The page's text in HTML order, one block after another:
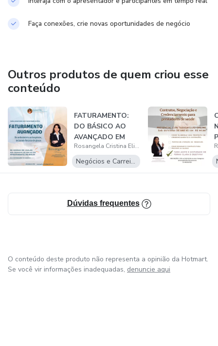
Faça conexões, crie novas oportunidades de negócio
Outros produtos de quem criou esse
conteúdo
FATURAMENTO:
DO BÁSICO AO
AVANÇADO EM
FATURAMENTO
MÉDICO HO...
Rosangela Cristina Elias
Negócios e Carreira
Dúvidas frequentes
O conteúdo deste produto não representa a opinião da Hotmart.
Se você vir informações inadequadas, denuncie aqui